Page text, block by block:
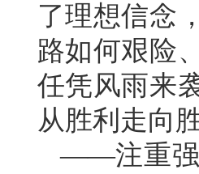
了理想信念
路如何艰险
任凭风雨来
从胜利走向胜
——注重强